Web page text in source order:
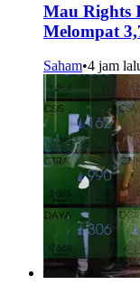
Mau Rights
Melompat
Saham•4 jam